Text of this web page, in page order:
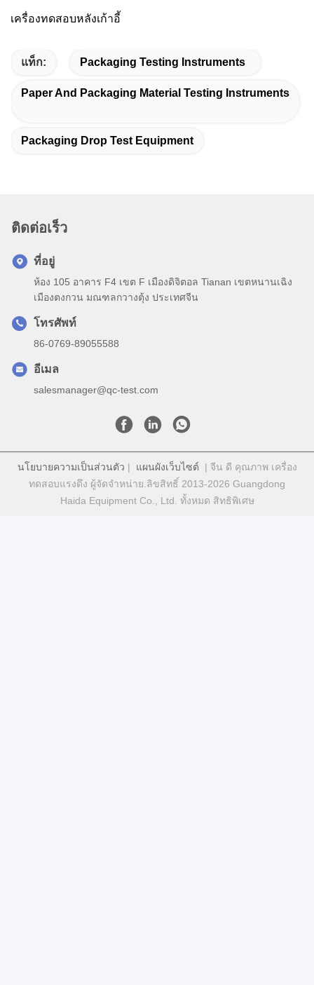
เครื่องทดสอบหลังเก้าอี้
แท็ก: Packaging Testing Instruments
Paper And Packaging Material Testing Instruments
Packaging Drop Test Equipment
ติดต่อเร็ว
ที่อยู่
ห้อง 105 อาคาร F4 เขต F เมืองดิจิตอล Tianan เขตหนานเฉิง
เมืองตงกวน มณฑลกวางตุ้ง ประเทศจีน
โทรศัพท์
86-0769-89055588
อีเมล
salesmanager@qc-test.com
นโยบายความเป็นส่วนตัว | แผนผังเว็บไซต์ | จีน ดี คุณภาพ เครื่อง
ทดสอบแรงดึง ผู้จัดจําหน่าย.ลิขสิทธิ์ 2013-2026 Guangdong
Haida Equipment Co., Ltd. ทั้งหมด สิทธิพิเศษ